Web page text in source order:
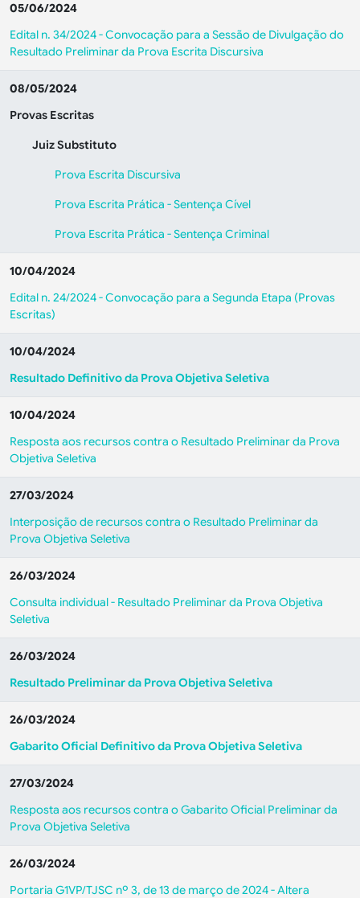
05/06/2024
Edital n. 34/2024 - Convocação para a Sessão de Divulgação do
Resultado Preliminar da Prova Escrita Discursiva
08/05/2024
Provas Escritas
Juiz Substituto
Prova Escrita Discursiva
Prova Escrita Prática - Sentença Cível
Prova Escrita Prática - Sentença Criminal
10/04/2024
Edital n. 24/2024 - Convocação para a Segunda Etapa (Provas
Escritas)
10/04/2024
Resultado Definitivo da Prova Objetiva Seletiva
10/04/2024
Resposta aos recursos contra o Resultado Preliminar da Prova
Objetiva Seletiva
27/03/2024
Interposição de recursos contra o Resultado Preliminar da
Prova Objetiva Seletiva
26/03/2024
Consulta individual - Resultado Preliminar da Prova Objetiva
Seletiva
26/03/2024
Resultado Preliminar da Prova Objetiva Seletiva
26/03/2024
Gabarito Oficial Definitivo da Prova Objetiva Seletiva
27/03/2024
Resposta aos recursos contra o Gabarito Oficial Preliminar da
Prova Objetiva Seletiva
26/03/2024
Portaria G1VP/TJSC nº 3, de 13 de março de 2024 - Altera